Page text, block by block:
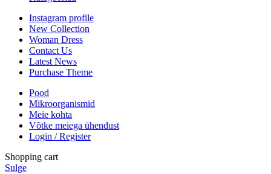
Instagram profile
New Collection
Woman Dress
Contact Us
Latest News
Purchase Theme
Pood
Mikroorganismid
Meie kohta
Võtke meiega ühendust
Login / Register
Shopping cart
Sulge